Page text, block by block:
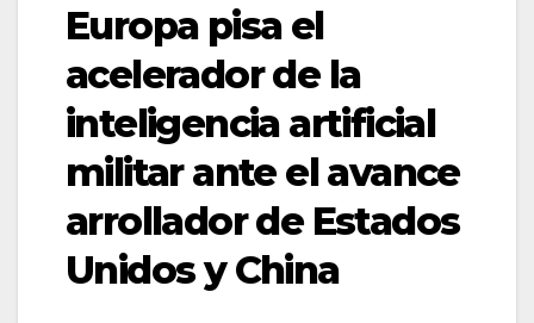
Europa pisa el
acelerador de la
inteligencia artificial
militar ante el avance
arrollador de Estados
Unidos y China